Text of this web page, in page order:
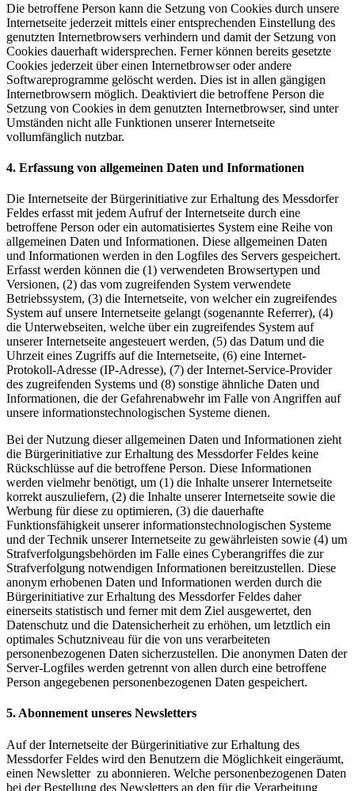
Die betroffene Person kann die Setzung von Cookies durch unsere
Internetseite jederzeit mittels einer entsprechenden Einstellung des
genutzten Internetbrowsers verhindern und damit der Setzung von
Cookies dauerhaft widersprechen. Ferner können bereits gesetzte
Cookies jederzeit über einen Internetbrowser oder andere
Softwareprogramme gelöscht werden. Dies ist in allen gängigen
Internetbrowsern möglich. Deaktiviert die betroffene Person die
Setzung von Cookies in dem genutzten Internetbrowser, sind unter
Umständen nicht alle Funktionen unserer Internetseite
vollumfänglich nutzbar.
4. Erfassung von allgemeinen Daten und Informationen
Die Internetseite der Bürgerinitiative zur Erhaltung des Messdorfer
Feldes erfasst mit jedem Aufruf der Internetseite durch eine
betroffene Person oder ein automatisiertes System eine Reihe von
allgemeinen Daten und Informationen. Diese allgemeinen Daten
und Informationen werden in den Logfiles des Servers gespeichert.
Erfasst werden können die (1) verwendeten Browsertypen und
Versionen, (2) das vom zugreifenden System verwendete
Betriebssystem, (3) die Internetseite, von welcher ein zugreifendes
System auf unsere Internetseite gelangt (sogenannte Referrer), (4)
die Unterwebseiten, welche über ein zugreifendes System auf
unserer Internetseite angesteuert werden, (5) das Datum und die
Uhrzeit eines Zugriffs auf die Internetseite, (6) eine Internet-
Protokoll-Adresse (IP-Adresse), (7) der Internet-Service-Provider
des zugreifenden Systems und (8) sonstige ähnliche Daten und
Informationen, die der Gefahrenabwehr im Falle von Angriffen auf
unsere informationstechnologischen Systeme dienen.
Bei der Nutzung dieser allgemeinen Daten und Informationen zieht
die Bürgerinitiative zur Erhaltung des Messdorfer Feldes keine
Rückschlüsse auf die betroffene Person. Diese Informationen
werden vielmehr benötigt, um (1) die Inhalte unserer Internetseite
korrekt auszuliefern, (2) die Inhalte unserer Internetseite sowie die
Werbung für diese zu optimieren, (3) die dauerhafte
Funktionsfähigkeit unserer informationstechnologischen Systeme
und der Technik unserer Internetseite zu gewährleisten sowie (4) um
Strafverfolgungsbehörden im Falle eines Cyberangriffes die zur
Strafverfolgung notwendigen Informationen bereitzustellen. Diese
anonym erhobenen Daten und Informationen werden durch die
Bürgerinitiative zur Erhaltung des Messdorfer Feldes daher
einerseits statistisch und ferner mit dem Ziel ausgewertet, den
Datenschutz und die Datensicherheit zu erhöhen, um letztlich ein
optimales Schutzniveau für die von uns verarbeiteten
personenbezogenen Daten sicherzustellen. Die anonymen Daten der
Server-Logfiles werden getrennt von allen durch eine betroffene
Person angegebenen personenbezogenen Daten gespeichert.
5. Abonnement unseres Newsletters
Auf der Internetseite der Bürgerinitiative zur Erhaltung des
Messdorfer Feldes wird den Benutzern die Möglichkeit eingeräumt,
einen Newsletter zu abonnieren. Welche personenbezogenen Daten
bei der Bestellung des Newsletters an den für die Verarbeitung